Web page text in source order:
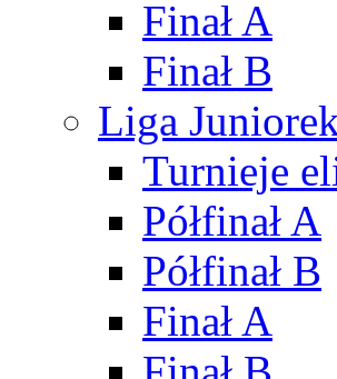
Finał A
Finał B
Liga
Turnieje
Półfinał A
Półfinał B
Finał A